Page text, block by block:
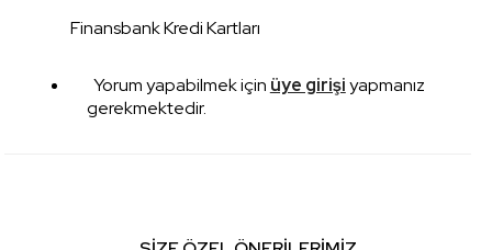
Finansbank Kredi Kartları
Yorum yapabilmek için üye girişiyapmanız
gerekmektedir.